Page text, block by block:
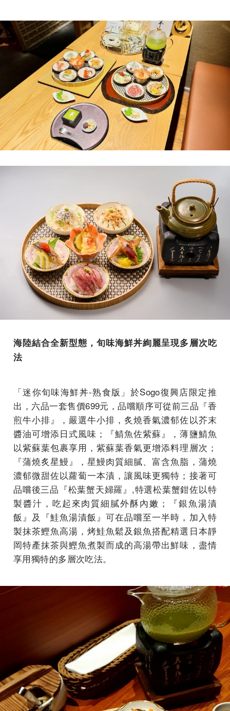
海陸結合全新型態，旬味海鮮丼絢麗呈現多層次吃
法
「迷你旬味海鮮丼-熟食版」於Sogo復興店限定推
出，六品一套售價699元，品嚐順序可從前三品『香
煎牛小排』，嚴選牛小排，炙燒香氣濃郁佐以芥末
醬油可增添日式風味；『鯖魚佐紫蘇』，薄鹽鯖魚
以紫蘇葉包裹享用，紫蘇葉香氣更增添料理層次；
『蒲燒炙星鰻』，星鰻肉質細膩、富含魚脂，蒲燒
濃郁微甜佐以蘿蔔一本漬，讓風味更獨特；接著可
品嚐後三品『松葉蟹天婦羅』,特選松葉蟹鉗佐以特
製醬汁，吃起來肉質細膩外酥內嫩；『銀魚湯漬
飯』及『鮭魚湯漬飯』可在品嚐至一半時，加入特
製抹茶鰹魚高湯，烤鮭魚鬆及銀魚搭配精選日本靜
岡特產抹茶與鰹魚煮製而成的高湯帶出鮮味，盡情
享用獨特的多層次吃法。